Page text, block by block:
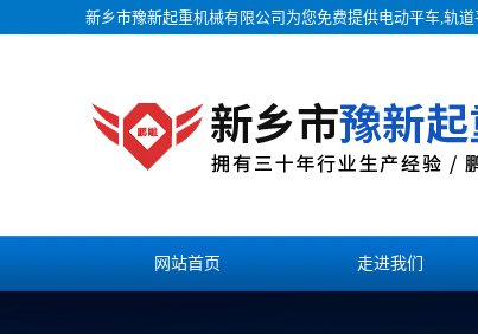
新乡市豫新起重机械有限公司为您免费提供电动平车,轨道
网站首页 走进我们